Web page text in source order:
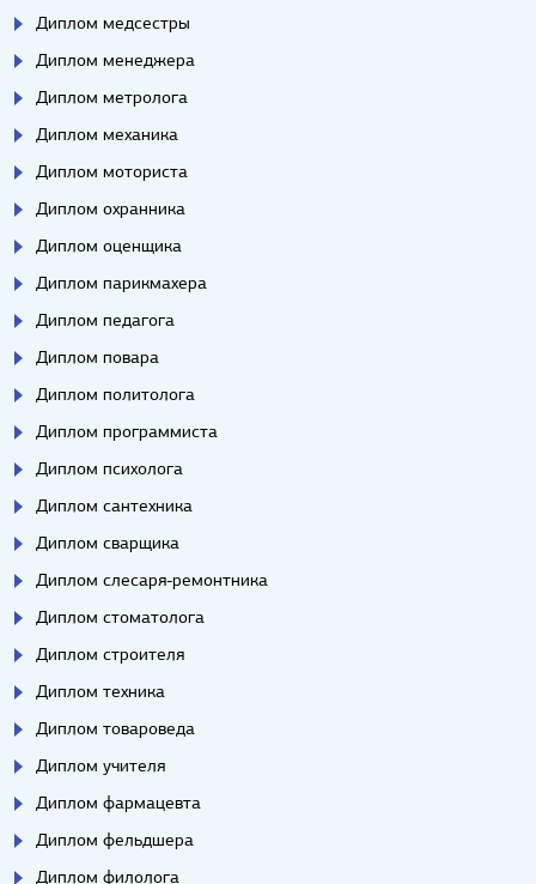
Диплом медсестры
Диплом менеджера
Диплом метролога
Диплом механика
Диплом моториста
Диплом охранника
Диплом оценщика
Диплом парикмахера
Диплом педагога
Диплом повара
Диплом политолога
Диплом программиста
Диплом психолога
Диплом сантехника
Диплом сварщика
Диплом слесаря-ремонтника
Диплом стоматолога
Диплом строителя
Диплом техника
Диплом товароведа
Диплом учителя
Диплом фармацевта
Диплом фельдшера
Диплом филолога